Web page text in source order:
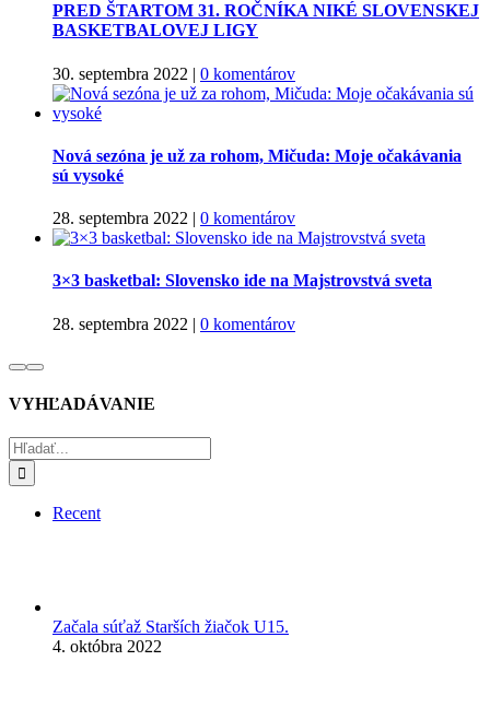
PRED ŠTARTOM 31. ROČNÍKA NIKÉ SLOVENSKEJ
BASKETBALOVEJ LIGY
30. septembra 2022 | 0 komentárov
Nová sezóna je už za rohom, Mičuda: Moje očakávania
sú vysoké
28. septembra 2022 | 0 komentárov
3×3 basketbal: Slovensko ide na Majstrovstvá sveta
28. septembra 2022 | 0 komentárov
VYHĽADÁVANIE
Hľadať:
Recent
Začala súťaž Starších žiačok U15.
4. októbra 2022